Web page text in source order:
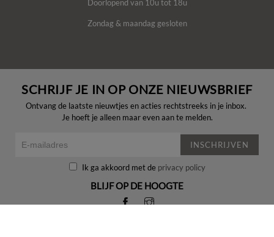
Doorlopend van 10u tot 18u
Zondag & maandag gesloten
SCHRIJF JE IN OP ONZE NIEUWSBRIEF
Ontvang de laatste nieuwtjes en acties rechtstreeks in je inbox.
Je hoeft je alleen maar even aan te melden.
INSCHRIJVEN
Ik ga akkoord met de privacy policy
BLIJF OP DE HOOGTE